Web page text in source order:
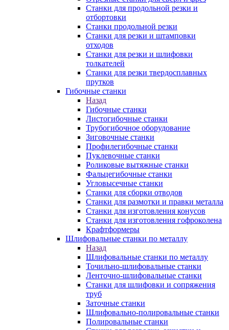
Станки для продольной резки и
отбортовки
Станки продольной резки
Станки для резки и штамповки
отходов
Станки для резки и шлифовки
толкателей
Станки для резки твердосплавных
прутков
Гибочные станки
Назад
Гибочные станки
Листогибочные станки
Трубогибочное оборудование
Зиговочные станки
Профилегибочные станки
Пуклевочные станки
Роликовые вытяжные станки
Фальцегибочные станки
Угловысечные станки
Станки для сборки отводов
Станки для размотки и правки металла
Станки для изготовления конусов
Станки для изготовления гофроколена
Крафтформеры
Шлифовальные станки по металлу
Назад
Шлифовальные станки по металлу
Точильно-шлифовальные станки
Ленточно-шлифовальные станки
Станки для шлифовки и сопряжения
труб
Заточные станки
Шлифовально-полировальные станки
Полировальные станки